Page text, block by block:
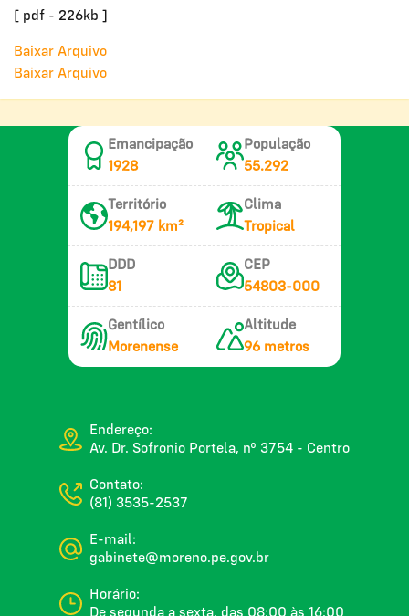
[ pdf - 226kb ]
Baixar Arquivo
Baixar Arquivo
Emancipação
1928
População
55.292
Território
194,197 km²
Clima
Tropical
DDD
81
CEP
54803-000
Gentílico
Morenense
Altitude
96 metros
Endereço:
Av. Dr. Sofronio Portela, nº 3754 - Centro
Contato:
(81) 3535-2537
E-mail:
gabinete@moreno.pe.gov.br
Horário:
De segunda a sexta, das 08:00 às 16:00